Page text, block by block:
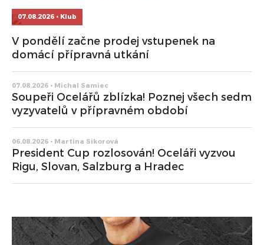
07.08.2026 • Klub
V pondělí začne prodej vstupenek na
domácí přípravná utkání
07.08.2026 • Michal Samiec
Soupeři Ocelářů zblízka! Poznej všech sedm
vyzyvatelů v přípravném období
06.08.2026 • Martina Sikorová
President Cup rozlosován! Oceláři vyzvou
Rigu, Slovan, Salzburg a Hradec